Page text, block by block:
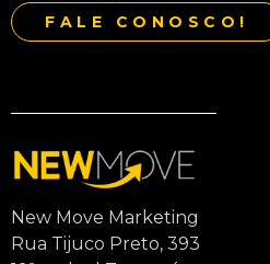
FALE CONOSCO!
New Move Marketing
Rua Tijuco Preto, 393